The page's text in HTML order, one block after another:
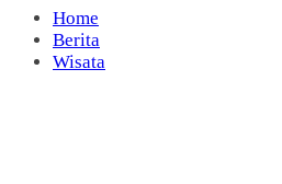
Home
Berita
Wisata